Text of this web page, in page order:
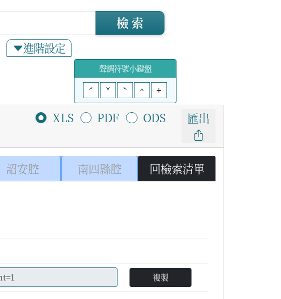
進階設定
檢 索
聲調符號小鍵盤
ˊ
ˇ ˋ ^ +
XLS PDF ODS 匯出
詔安腔 南四縣腔 回檢索清單
複製